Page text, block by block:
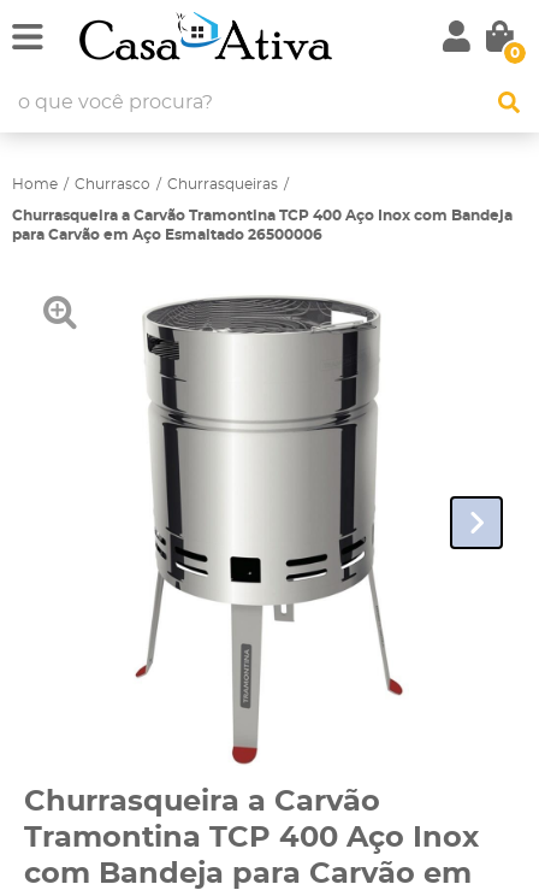
0
Home Churrasco Churrasqueiras
Churrasqueira a Carvão Tramontina TCP 400 Aço Inox com Bandeja
para Carvão em Aço Esmaltado 26500006
Churrasqueira a Carvão
Tramontina TCP 400 Aço Inox
com Bandeja para Carvão em